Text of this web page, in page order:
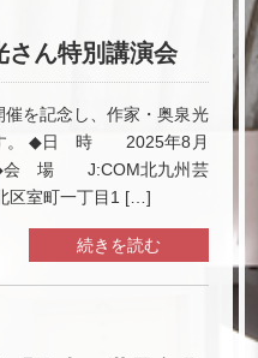
さん特別講演会
を記念し、作家・奥泉光
す。 ◆日 時 2025年8月
◆会 場 J:COM北九州芸
区室町一丁目1 […]
続きを読む